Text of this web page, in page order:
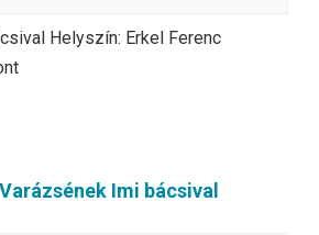
Helyszín: Erkel Ferenc
Varázsének Imi bácsival